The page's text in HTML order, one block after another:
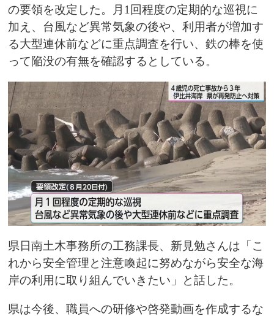
の要領を改定した。月1回程度の定期的な巡視に
加え、台風など異常気象の後や、利用者が増加す
る大型連休前などに重点調査を行い、鉄の棒を使
って陥没の有無を確認するとしている。
県日南土木事務所の工務課長、新見勉さんは「こ
れから安全管理と注意喚起に努めながら安全な海
岸の利用に取り組んでいきたい」と話した。
県は今後、職員への研修や啓発動画を作成するな